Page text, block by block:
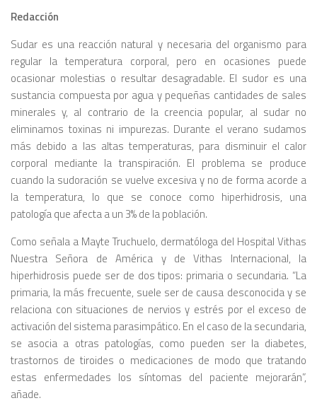
Redacción
Sudar es una reacción natural y necesaria del organismo para
regular la temperatura corporal, pero en ocasiones puede
ocasionar molestias o resultar desagradable. El sudor es una
sustancia compuesta por agua y pequeñas cantidades de sales
minerales y, al contrario de la creencia popular, al sudar no
eliminamos toxinas ni impurezas. Durante el verano sudamos
más debido a las altas temperaturas, para disminuir el calor
corporal mediante la transpiración. El problema se produce
cuando la sudoración se vuelve excesiva y no de forma acorde a
la temperatura, lo que se conoce como hiperhidrosis, una
patología que afecta a un 3% de la población.
Como señala a Mayte Truchuelo, dermatóloga del Hospital Vithas
Nuestra Señora de América y de Vithas Internacional, la
hiperhidrosis puede ser de dos tipos: primaria o secundaria. “La
primaria, la más frecuente, suele ser de causa desconocida y se
relaciona con situaciones de nervios y estrés por el exceso de
activación del sistema parasimpático. En el caso de la secundaria,
se asocia a otras patologías, como pueden ser la diabetes,
trastornos de tiroides o medicaciones de modo que tratando
estas enfermedades los síntomas del paciente mejorarán”,
añade.